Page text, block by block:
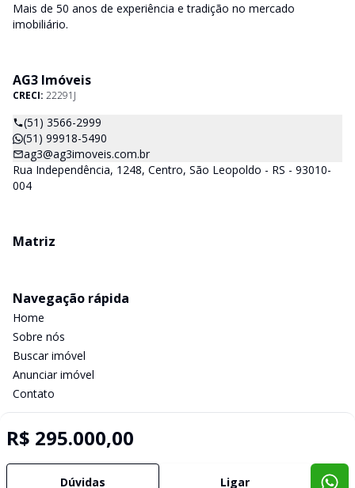
R$ 295.000,00
Dúvidas Ligar
Mais de 50 anos de experiência e tradição no mercado
imobiliário.
AG3 Imóveis
CRECI: 22291J
(51) 3566-2999
(51) 99918-5490
ag3@ag3imoveis.com.br
Rua Independência, 1248, Centro, São Leopoldo - RS - 93010-
004
Matriz
Navegação rápida
Home
Sobre nós
Buscar imóvel
Anunciar imóvel
Contato
Selo de Tecnologia Loft